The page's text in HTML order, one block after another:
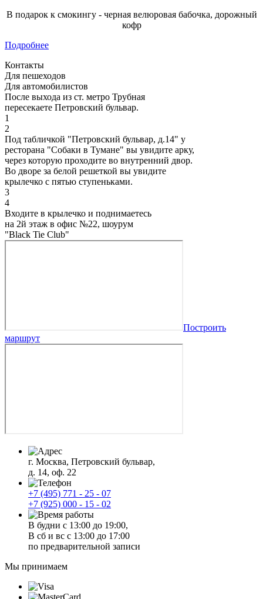
В подарок к смокингу - черная велюровая бабочка, дорожный
кофр
Подробнее
Контакты
Для пешеходов
Для автомобилистов
После выхода из ст. метро Трубная
пересекаете Петровский бульвар.
1
2
Под табличкой "Петровский бульвар, д.14" у
ресторана "Собаки в Тумане" вы увидите арку,
через которую проходите во внутренний двор.
Во дворе за белой решеткой вы увидите
крылечко с пятью ступеньками.
3
4
Входите в крылечко и поднимаетесь
на 2й этаж в офис №22, шоурум
"Black Tie Club"
Построить
маршрут
г. Москва, Петровский бульвар,
д. 14, оф. 22
+7 (495) 771 - 25 - 07
+7 (925) 000 - 15 - 02
В будни с 13:00 до 19:00,
В сб и вс с 13:00 до 17:00
по предварительной записи
Мы принимаем